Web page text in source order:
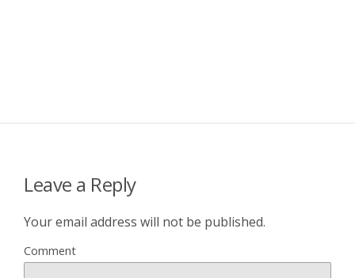
Leave a Reply
Your email address will not be published.
Comment